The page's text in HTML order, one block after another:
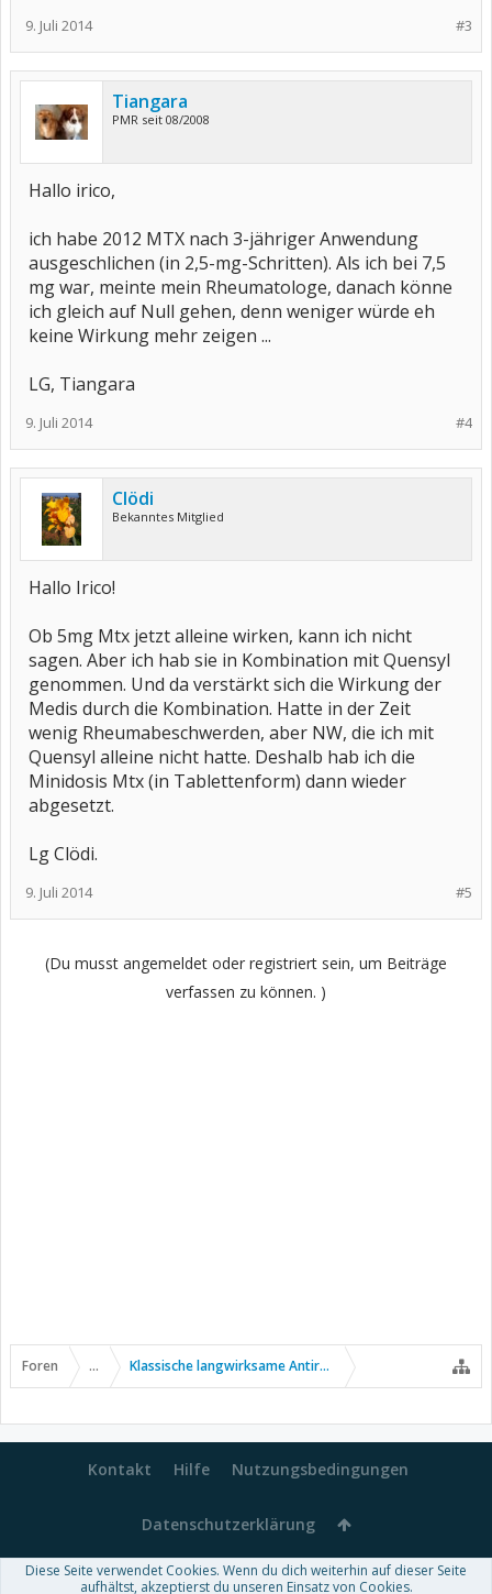
#3
9. Juli 2014
Tiangara
PMR seit 08/2008
Hallo irico,
ich habe 2012 MTX nach 3-jähriger Anwendung
ausgeschlichen (in 2,5-mg-Schritten). Als ich bei 7,5
mg war, meinte mein Rheumatologe, danach könne
ich gleich auf Null gehen, denn weniger würde eh
keine Wirkung mehr zeigen ...
LG, Tiangara
#4
9. Juli 2014
Clödi
Bekanntes Mitglied
Hallo Irico!
Ob 5mg Mtx jetzt alleine wirken, kann ich nicht
sagen. Aber ich hab sie in Kombination mit Quensyl
genommen. Und da verstärkt sich die Wirkung der
Medis durch die Kombination. Hatte in der Zeit
wenig Rheumabeschwerden, aber NW, die ich mit
Quensyl alleine nicht hatte. Deshalb hab ich die
Minidosis Mtx (in Tablettenform) dann wieder
abgesetzt.
Lg Clödi.
#5
9. Juli 2014
(Du musst angemeldet oder registriert sein, um Beiträge
verfassen zu können. )
Foren ... Klassische langwirksame Antirheumatika
Kontakt Hilfe Nutzungsbedingungen
Datenschutzerklärung
Forum software by XenForo™-Deutsch von xenDach
Diese Seite verwendet Cookies. Wenn du dich weiterhin auf dieser Seite
aufhältst, akzeptierst du unseren Einsatz von Cookies.